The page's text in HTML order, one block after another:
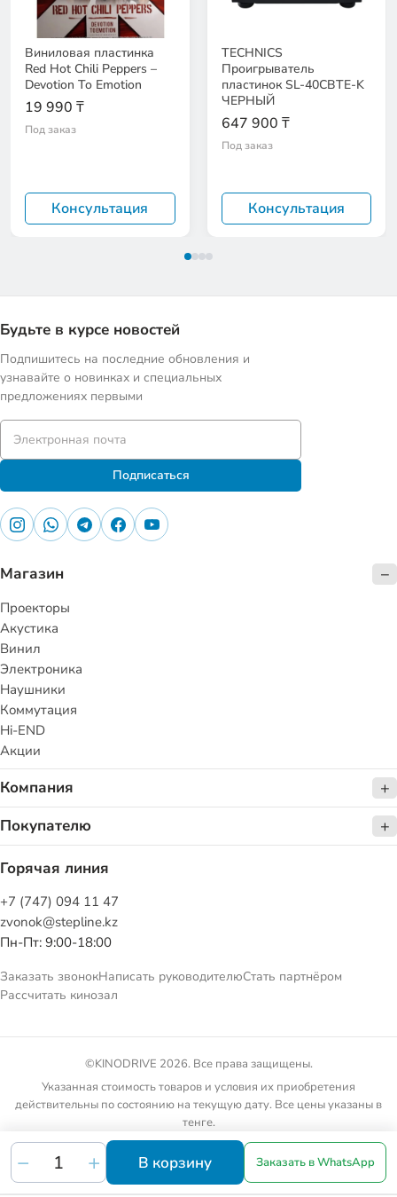
В корзину Заказать в WhatsApp
Виниловая пластинка
Red Hot Chili Peppers –
Devotion To Emotion
19 990 ₸
Под заказ
Консультация
TECHNICS
Проигрыватель
пластинок SL-40CBTE-K
ЧЕРНЫЙ
647 900 ₸
Под заказ
Консультация
Будьте в курсе новостей
Подпишитесь на последние обновления и
узнавайте о новинках и специальных
предложениях первыми
Подписаться
Магазин
Проекторы
Акустика
Винил
Электроника
Наушники
Коммутация
Hi-END
Акции
Компания
Покупателю
Горячая линия
+7 (747) 094 11 47
zvonok@stepline.kz
Пн-Пт: 9:00-18:00
Заказать звонокНаписать руководителюСтать партнёром
Рассчитать кинозал
©KINODRIVE 2026. Все права защищены.
Указанная стоимость товаров и условия их приобретения
действительны по состоянию на текущую дату. Все цены указаны в
тенге.
Товарные предложения на сайте не являются публичной офертой.